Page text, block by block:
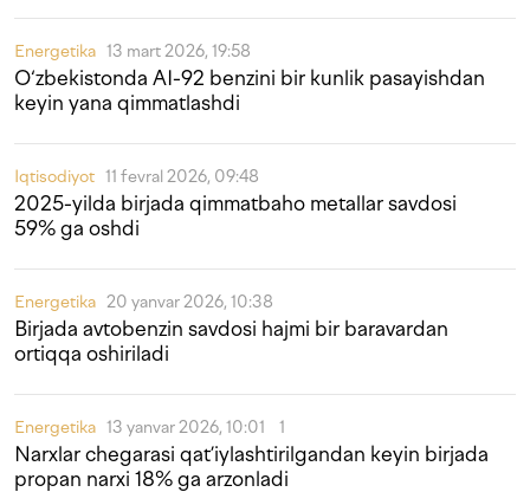
Energetika 13 mart 2026, 19:58
O‘zbekistonda AI-92 benzini bir kunlik pasayishdan
keyin yana qimmatlashdi
Iqtisodiyot 11 fevral 2026, 09:48
2025-yilda birjada qimmatbaho metallar savdosi
59% ga oshdi
Energetika 20 yanvar 2026, 10:38
Birjada avtobenzin savdosi hajmi bir baravardan
ortiqqa oshiriladi
Energetika 13 yanvar 2026, 10:01 1
Narxlar chegarasi qat’iylashtirilgandan keyin birjada
propan narxi 18% ga arzonladi